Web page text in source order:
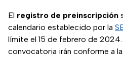
El registro de preinscripción
calendario establecido por la
límite el 15 de febrero de
convocatoria irán conforme a